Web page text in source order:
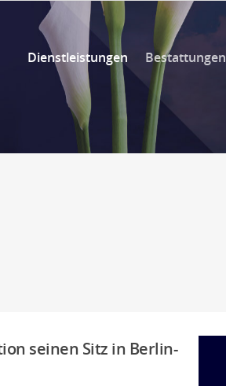
Dienstleistungen Bestattungen
seinen Sitz in Berlin-